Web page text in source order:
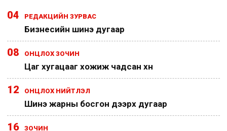
04 РЕДАКЦИЙН ЗУРВАС
Бизнесийн шинэ дугаар
08 ОНЦЛОХ ЗОЧИН
Цаг хугацааг хожиж чадсан хүн
12 ОНЦЛОХ НИЙТЛЭЛ
Шинэ жарны босгон дээрх дугаар
16 ЗОЧИН